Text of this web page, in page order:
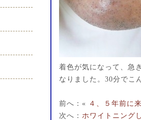
着色が気になって、急
なりました。30分でこ
前へ：« ４、５年前に
次へ： ホワイトニング